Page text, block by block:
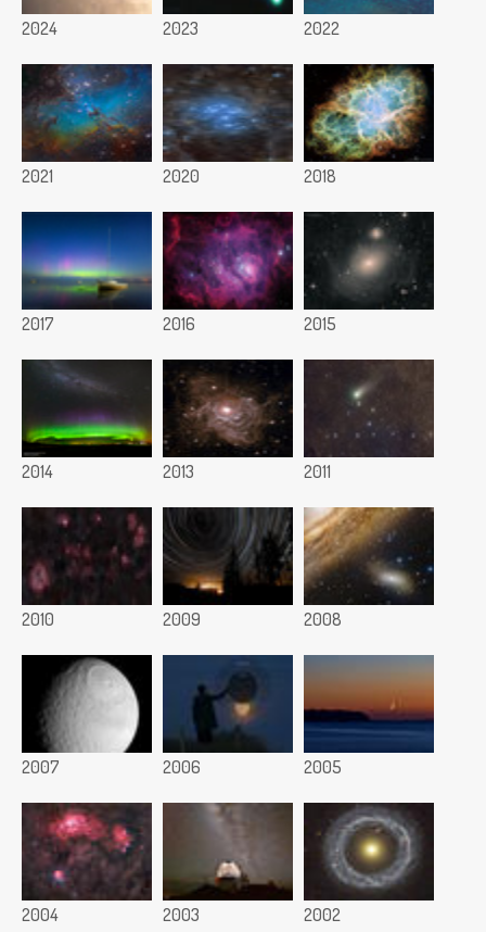
2024 2023 2022
2021 2020 2018
2017 2016 2015
2014 2013 2011
2010 2009 2008
2007 2006 2005
2004 2003 2002